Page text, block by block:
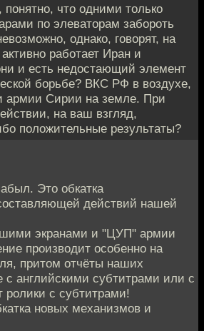
что одними только
по элеваторам забороть
однако, говорят, на
работает Иран и
и есть недостающий элемент
борьбе? ВКС РФ в воздухе,
армии Сирии на земле. При
на ваш взгляд,
положительные результаты?
Это обкатка
действий нашей
экранами и "ЦУП" армии
производит особенно на
притом отчёты наших
с английскими субтитрами или с
ролики с субтитрами!
новых механизмов и